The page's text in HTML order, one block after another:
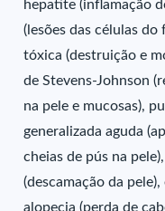
hepatite (inflamação
(lesões das células
tóxica (destruição e
de Stevens-Johnson
na pele e mucosas),
generalizada aguda
cheias de pús na
(descamação da
alopecia (perda de